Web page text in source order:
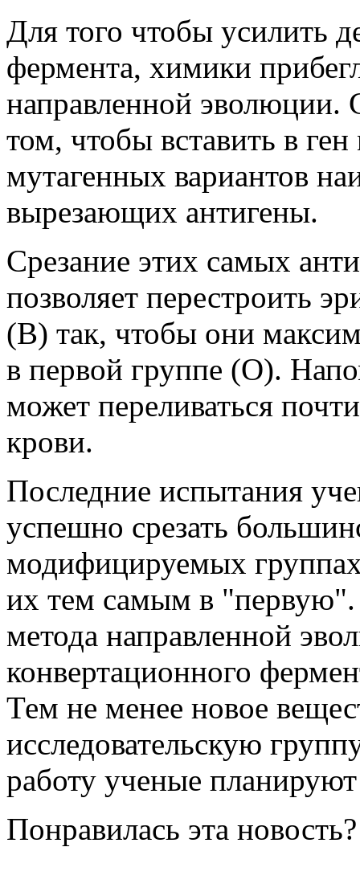
Для того чтобы усилить
фермента, химики
направленной эволюции.
том, чтобы вставить в
мутагенных вариантов
вырезающих антигены.
Срезание этих самых
позволяет перестроить
(В) так, чтобы они
в первой группе (О).
может переливаться
крови.
Последние испытания
успешно срезать
модифицируемых
их тем самым в "первую".
метода направленной
конвертационного
Тем не менее новое
исследовательскую
работу ученые
Понравилась эта